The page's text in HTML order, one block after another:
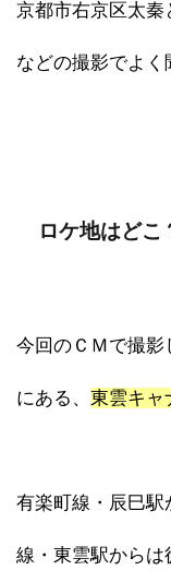
京都市右京区太秦
などの撮影でよく
ロケ地はどこ
今回のＣＭで撮影
にある、 東雲キャ
有楽町線・辰巳駅
線・東雲駅からは